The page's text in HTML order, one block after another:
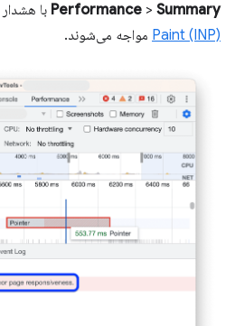
Performance > Summary با هشدار
Paint (INP) مواجه می‌شوند.